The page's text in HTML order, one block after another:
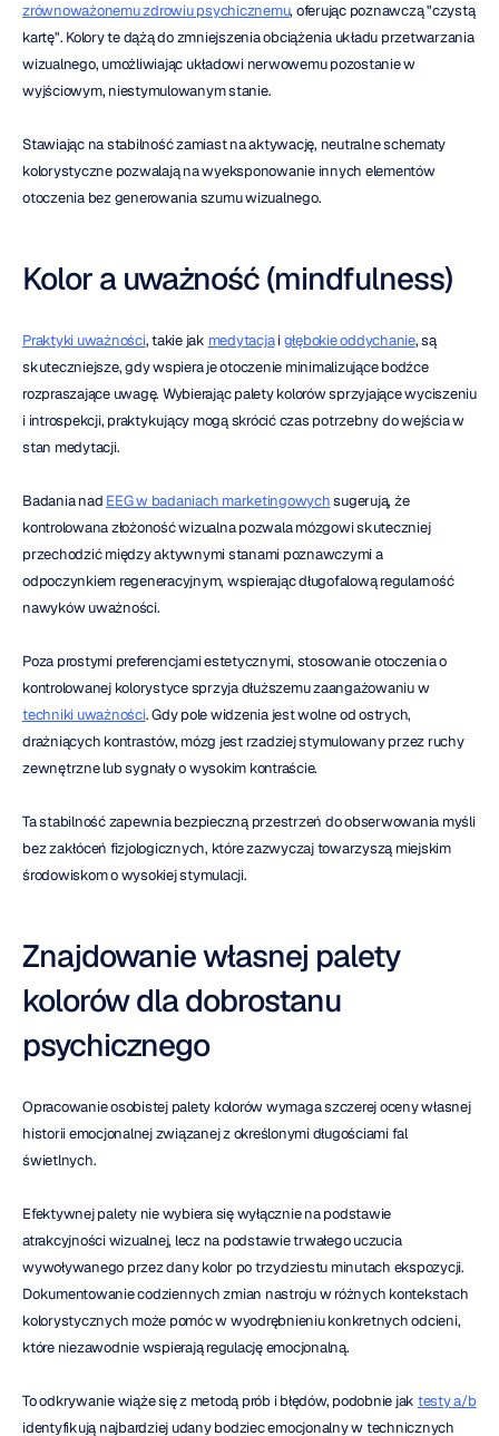
zrównoważonemu zdrowiu psychicznemu, oferując poznawczą "czystą
kartę". Kolory te dążą do zmniejszenia obciążenia układu przetwarzania
wizualnego, umożliwiając układowi nerwowemu pozostanie w
wyjściowym, niestymulowanym stanie.
Stawiając na stabilność zamiast na aktywację, neutralne schematy
kolorystyczne pozwalają na wyeksponowanie innych elementów
otoczenia bez generowania szumu wizualnego.
Kolor a uważność (mindfulness)
Praktyki uważności, takie jak medytacja i głębokie oddychanie, są
skuteczniejsze, gdy wspiera je otoczenie minimalizujące bodźce
rozpraszające uwagę. Wybierając palety kolorów sprzyjające wyciszeniu
i introspekcji, praktykujący mogą skrócić czas potrzebny do wejścia w
stan medytacji.
Badania nad EEG w badaniach marketingowych sugerują, że
kontrolowana złożoność wizualna pozwala mózgowi skuteczniej
przechodzić między aktywnymi stanami poznawczymi a
odpoczynkiem regeneracyjnym, wspierając długofalową regularność
nawyków uważności.
Poza prostymi preferencjami estetycznymi, stosowanie otoczenia o
kontrolowanej kolorystyce sprzyja dłuższemu zaangażowaniu w
techniki uważności. Gdy pole widzenia jest wolne od ostrych,
drażniących kontrastów, mózg jest rzadziej stymulowany przez ruchy
zewnętrzne lub sygnały o wysokim kontraście.
Ta stabilność zapewnia bezpieczną przestrzeń do obserwowania myśli
bez zakłóceń fizjologicznych, które zazwyczaj towarzyszą miejskim
środowiskom o wysokiej stymulacji.
Znajdowanie własnej palety
kolorów dla dobrostanu
psychicznego
Opracowanie osobistej palety kolorów wymaga szczerej oceny własnej
historii emocjonalnej związanej z określonymi długościami fal
świetlnych.
Efektywnej palety nie wybiera się wyłącznie na podstawie
atrakcyjności wizualnej, lecz na podstawie trwałego uczucia
wywoływanego przez dany kolor po trzydziestu minutach ekspozycji.
Dokumentowanie codziennych zmian nastroju w różnych kontekstach
kolorystycznych może pomóc w wyodrębnieniu konkretnych odcieni,
które niezawodnie wspierają regulację emocjonalną.
To odkrywanie wiąże się z metodą prób i błędów, podobnie jak testy a/b
identyfikują najbardziej udany bodziec emocjonalny w technicznych